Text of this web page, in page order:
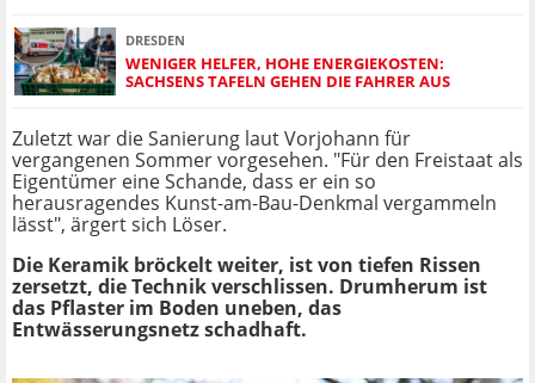
DRESDEN
WENIGER HELFER, HOHE ENERGIEKOSTEN:
SACHSENS TAFELN GEHEN DIE FAHRER AUS
Zuletzt war die Sanierung laut Vorjohann für
vergangenen Sommer vorgesehen. "Für den Freistaat als
Eigentümer eine Schande, dass er ein so
herausragendes Kunst-am-Bau-Denkmal vergammeln
lässt", ärgert sich Löser.
Die Keramik bröckelt weiter, ist von tiefen Rissen
zersetzt, die Technik verschlissen. Drumherum ist
das Pflaster im Boden uneben, das
Entwässerungsnetz schadhaft.